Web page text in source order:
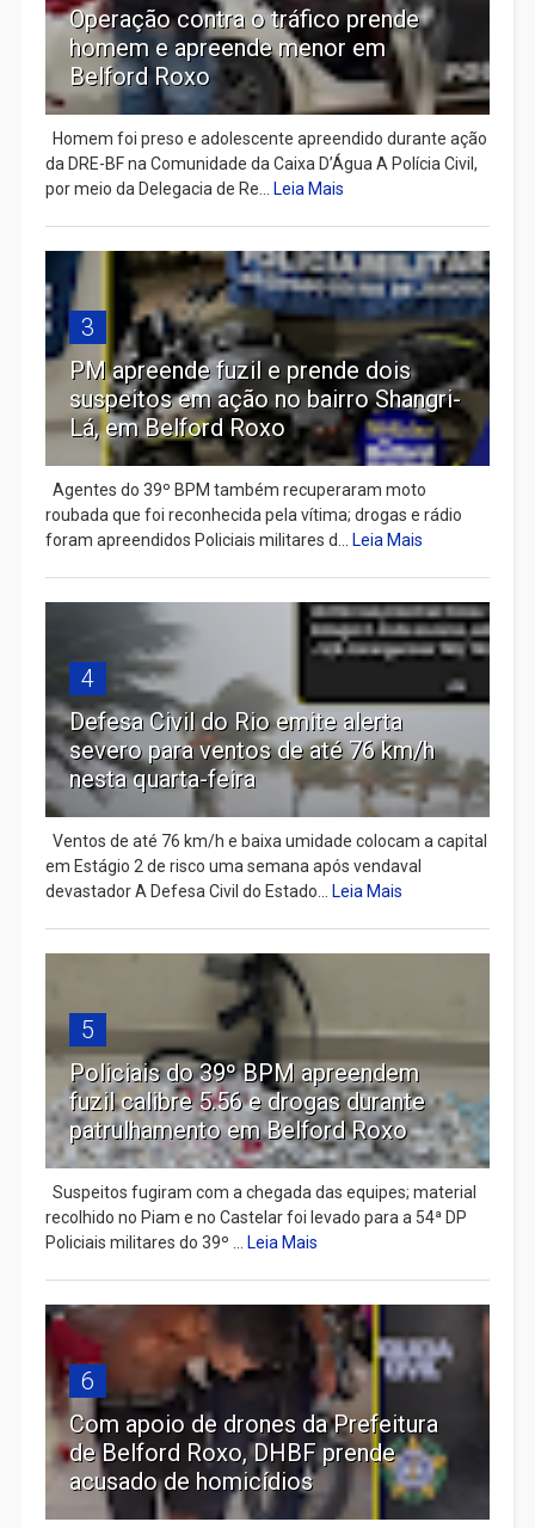
Operação contra o tráfico prende
homem e apreende menor em
Belford Roxo
Homem foi preso e adolescente apreendido durante ação
da DRE-BF na Comunidade da Caixa D’Água A Polícia Civil,
por meio da Delegacia de Re...
Leia Mais
3
PM apreende fuzil e prende dois
suspeitos em ação no bairro Shangri-
Lá, em Belford Roxo
Agentes do 39º BPM também recuperaram moto
roubada que foi reconhecida pela vítima; drogas e rádio
foram apreendidos Policiais militares d...
Leia Mais
4
Defesa Civil do Rio emite alerta
severo para ventos de até 76 km/h
nesta quarta-feira
Ventos de até 76 km/h e baixa umidade colocam a capital
em Estágio 2 de risco uma semana após vendaval
devastador A Defesa Civil do Estado...
Leia Mais
5
Policiais do 39º BPM apreendem
fuzil calibre 5.56 e drogas durante
patrulhamento em Belford Roxo
Suspeitos fugiram com a chegada das equipes; material
recolhido no Piam e no Castelar foi levado para a 54ª DP
Policiais militares do 39º ...
Leia Mais
6
Com apoio de drones da Prefeitura
de Belford Roxo, DHBF prende
acusado de homicídios